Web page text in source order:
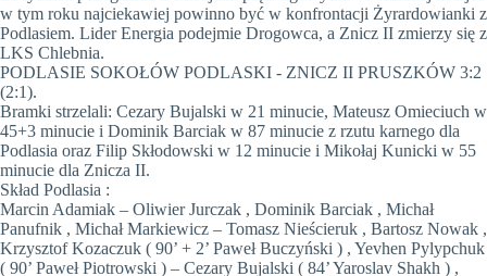
w tym roku najciekawiej powinno być w konfrontacji Żyrardowianki z
Podlasiem. Lider Energia podejmie Drogowca, a Znicz II zmierzy się z
LKS Chlebnia.
PODLASIE SOKOŁÓW PODLASKI - ZNICZ II PRUSZKÓW 3:2
(2:1).
Bramki strzelali: Cezary Bujalski w 21 minucie, Mateusz Omieciuch w
45+3 minucie i Dominik Barciak w 87 minucie z rzutu karnego dla
Podlasia oraz Filip Skłodowski w 12 minucie i Mikołaj Kunicki w 55
minucie dla Znicza II.
Skład Podlasia :
Marcin Adamiak – Oliwier Jurczak , Dominik Barciak , Michał
Panufnik , Michał Markiewicz – Tomasz Nieścieruk , Bartosz Nowak ,
Krzysztof Kozaczuk ( 90’ + 2’ Paweł Buczyński ) , Yevhen Pylypchuk
( 90’ Paweł Piotrowski ) – Cezary Bujalski ( 84’ Yaroslav Shakh ) ,